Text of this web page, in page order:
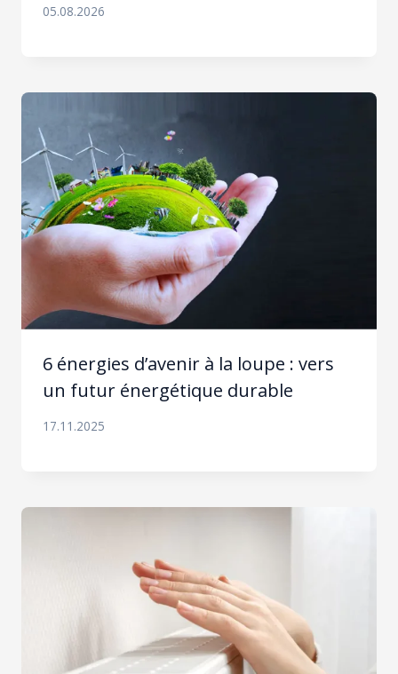
05.08.2026
6 énergies d’avenir à la loupe : vers
un futur énergétique durable
17.11.2025